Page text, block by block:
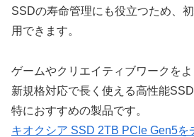
SSDの寿命管理にも役立つため、
用できます。
ゲームやクリエイティブワークを
新規格対応で長く使える高性能
特におすすめの製品です。
キオクシア SSD 2TB PCIe Gen5を